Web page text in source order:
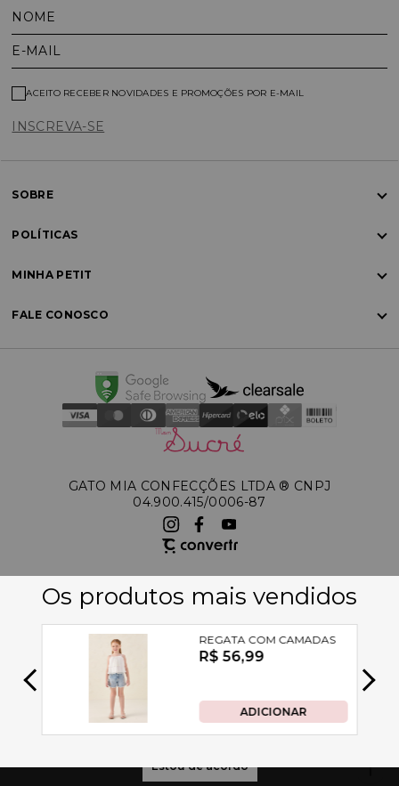
NOME
E-MAIL
INSCREVA-SE
ACEITO RECEBER NOVIDADES E PROMOÇÕES POR E-MAIL
SOBRE
POLÍTICAS
MINHA PETIT
FALE CONOSCO
GATO MIA CONFECÇÕES LTDA ®️ CNPJ
04.900.415/0006-87
A Petit Cherie utiliza tecnologias de acordo com nossa política de
Estou de acordo